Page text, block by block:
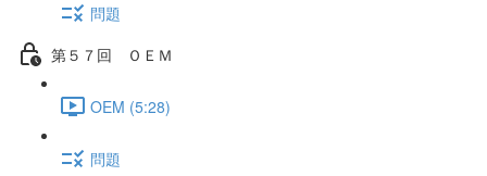
問題
第５７回 ＯＥＭ
OEM (5:28)
問題